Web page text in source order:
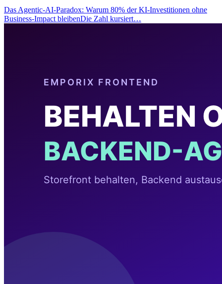
Das Agentic-AI-Paradox: Warum 80% der KI-Investitionen ohne
Business-Impact bleibenDie Zahl kursiert…